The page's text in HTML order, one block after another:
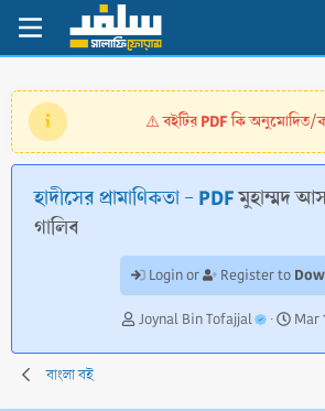
⚠️বইটির PDF কি অনুমোদিত/
হাদীসের প্রামাণিকতা - PDFমুহাম্মদ
গালিব
Login or Register to
A
t
Joynal Bin Tofajjal
C
e
Mar
বাংলা বই